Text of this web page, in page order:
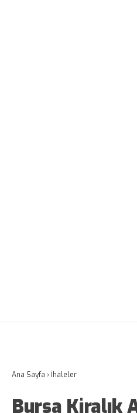
Ana Sayfa › İhaleler
Bursa Kiralık